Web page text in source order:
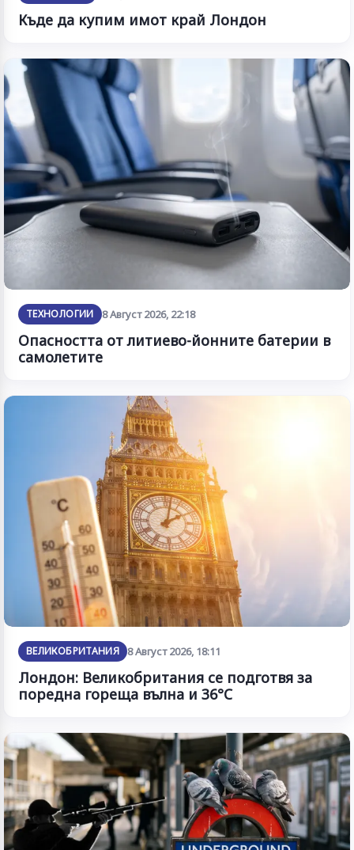
Къде да купим имот край Лондон
ТЕХНОЛОГИИ 8 Август 2026, 22:18
Опасността от литиево-йонните батерии в
самолетите
ВЕЛИКОБРИТАНИЯ 8 Август 2026, 18:11
Лондон: Великобритания се подготвя за
поредна гореща вълна и 36°C